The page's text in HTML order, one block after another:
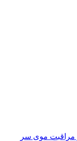
مراقبت موی سر